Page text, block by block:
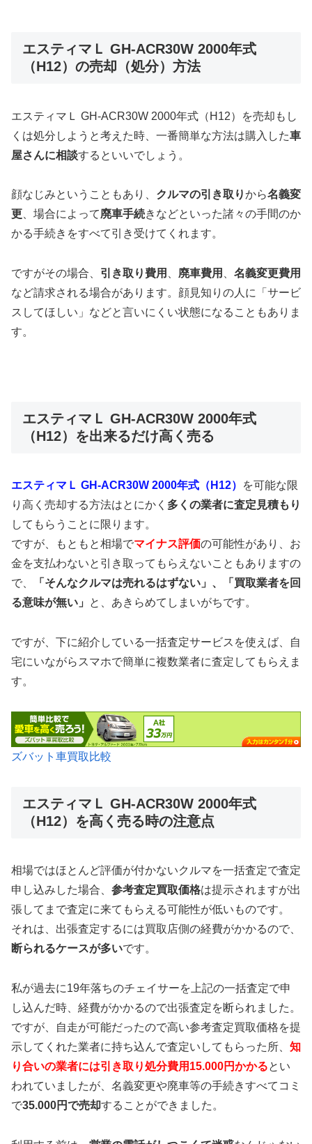
エスティマＬ GH-ACR30W 2000年式
（H12）の売却（処分）方法
エスティマＬ GH-ACR30W 2000年式（H12）を売却もし
くは処分しようと考えた時、一番簡単な方法は購入した車
屋さんに相談するといいでしょう。
顔なじみということもあり、 クルマの引き取りから名義変
更 、場合によって廃車手続きなどといった諸々の手間のか
かる手続きをすべて引き受けてくれます。
ですがその場合、 引き取り費用 廃車費用
名義変更費用
など請求される場合があります。顔見知りの人に「サービ
スしてほしい」などと言いにくい状態になることもありま
す。
エスティマＬ GH-ACR30W 2000年式
（H12）を出来るだけ高く売る
エスティマＬ GH-ACR30W 2000年式（H12）
を可能な限
り高く売却する方法はとにかく 多くの業者に査定見積もり
してもらうことに限ります。
ですが、もともと相場でマイナス評価の可能性があり、お
金を支払わないと引き取ってもらえないこともありますの
で、
「そんなクルマは売れるはずない」、「買取業者を回
る意味が無い」
と、あきらめてしまいがちです。
ですが、下に紹介している一括査定サービスを使えば、自
宅にいながらスマホで簡単に複数業者に査定してもらえま
す。
ズバット車買取比較
エスティマＬ GH-ACR30W 2000年式
（H12）を高く売る時の注意点
相場ではほとんど評価が付かないクルマを一括査定で査定
申し込みした場合、 参考査定買取価格は提示されますが出
張してまで査定に来てもらえる可能性が低いものです。
それは、出張査定するには買取店側の経費がかかるので、
断られるケースが多いです。
私が過去に19年落ちのチェイサーを上記の一括査定で申
し込んだ時、経費がかかるので出張査定を断られました。
ですが、自走が可能だったので高い参考査定買取価格を提
示してくれた業者に持ち込んで査定いしてもらった所、 知
り合いの業者には引き取り処分費用15.000円かかるとい
われていましたが、名義変更や廃車等の手続きすべてコミ
で35.000円で売却することができました。